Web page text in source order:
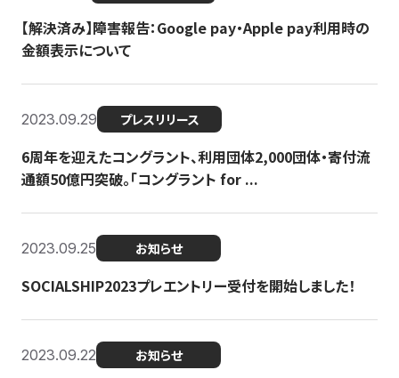
【解決済み】障害報告：Google pay・Apple pay利用時の
金額表示について
2023.09.29 プレスリリース
6周年を迎えたコングラント、利用団体2,000団体・寄付流
通額50億円突破。「コングラント for ...
2023.09.25 お知らせ
SOCIALSHIP2023プレエントリー受付を開始しました！
2023.09.22 お知らせ